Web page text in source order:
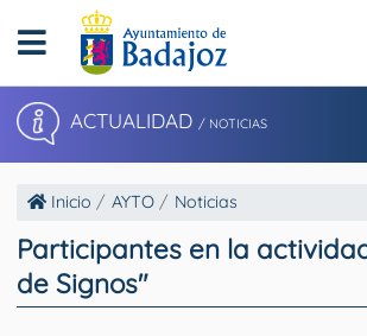
ACTUALIDAD / NOTICIAS
Inicio AYTO Noticias
Participantes en la
de Signos"